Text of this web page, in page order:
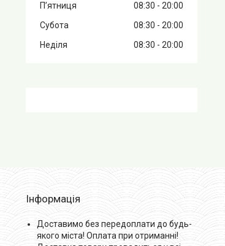
Пʼятниця
08:30
20:00
Субота
08:30
20:00
Неділя
08:30 20:00
Інформація
Доставимо без передоплати до будь-
якого міста! Оплата при отриманні!